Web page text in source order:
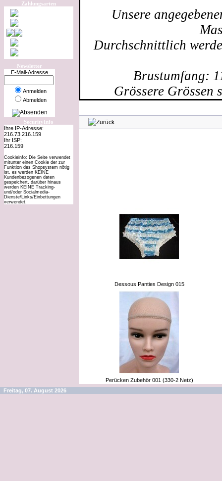
Zahlungsarten
Newsletter
E-Mail-Adresse
Anmelden
Abmelden
SecurityInfo
Ihre IP-Adresse:
216.73.216.159
Ihr ISP:
216.159
Cookieinfo: Die Seite verwendet
mitunter einen Cookie der zur
Funktion des Shopsystem nötig
ist, es werden KEINE
Kundenbezogenen daten
gespeichert, darüber hinaus
werden KEINE Tracking-
und/oder Socialmedia-
Dienste/Links/Einbettungen
verwendet.
Unsere
Durchschnittlich
Brustumfang:
Grössere Grössen
Dessous Panties Design 015
Perücken Zubehör 001 (330-2 Netz)
Freitag, 07. August 2026